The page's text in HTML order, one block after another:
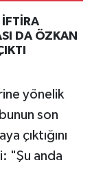
İFTİRA
DA ÖZKAN
yönelik
son
çıktığını
"Şu anda